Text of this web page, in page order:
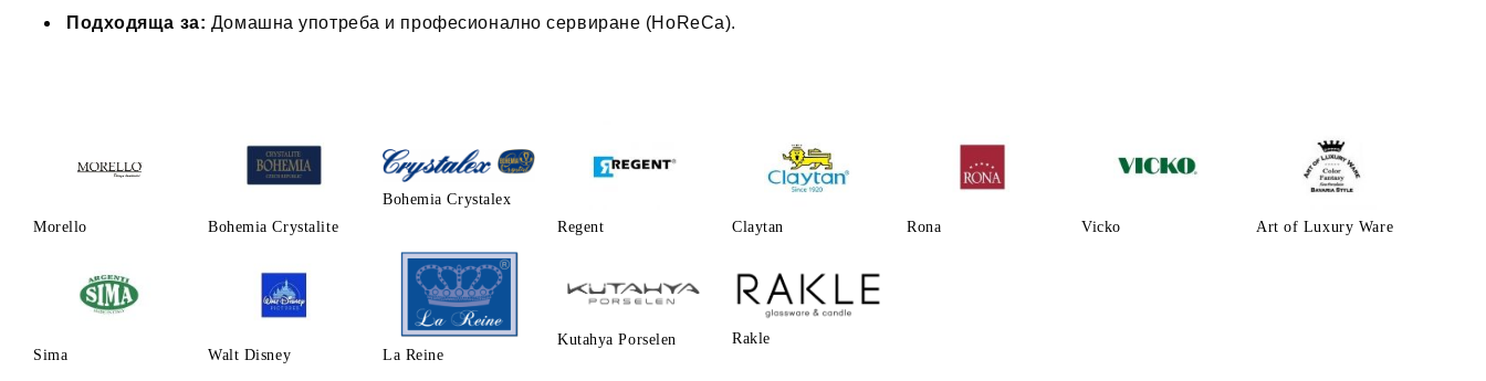
Подходяща за: Домашна употреба и професионално сервиране (HoReCa).
Morello Bohemia Crystalite
Bohemia Crystalex
Regent
Claytаn Rona Vicko Art of Luxury Ware
Sima Walt Disney La Reine
Kutahya Porselen Rakle